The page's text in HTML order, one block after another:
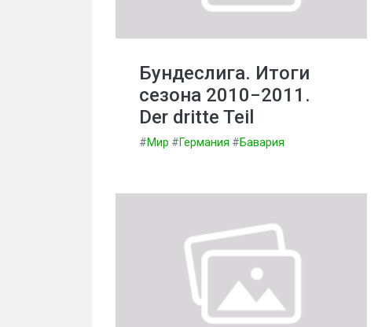
Бундеслига. Итоги
сезона 2010−2011.
Der dritte Teil
#Мир #Германия #Бавария